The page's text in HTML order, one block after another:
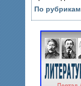
По рубрикам